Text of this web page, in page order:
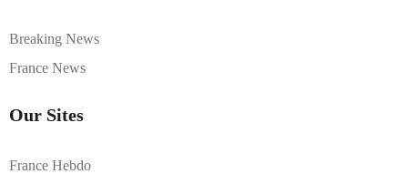
Breaking News
France News
Our Sites
France Hebdo